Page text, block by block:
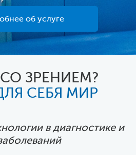
об услуге
ЗРЕНИЕМ?
СЕБЯ МИР
в диагностике и